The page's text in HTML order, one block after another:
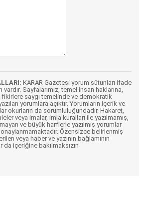
KARAR Gazetesi yorum sütunları ifade
Sayfalarımız, temel insan haklarına,
fikirlere saygı temelinde ve demokratik
yorumlara açıktır. Yorumların içerik ve
okurların da sorumluluğundadır. Hakaret,
veya imalar, imla kuralları ile yazılmamış,
ve büyük harflerle yazılmış yorumlar
onaylanmamaktadır. Özensizce belirlenmiş
veya haber ve yazının bağlamının
da içeriğine bakılmaksızın